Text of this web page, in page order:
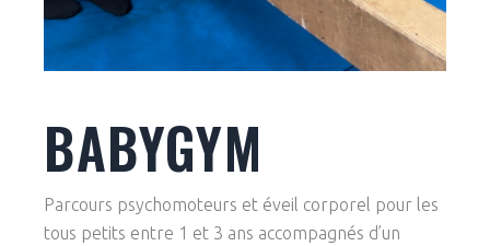
BABYGYM
Parcours psychomoteurs et éveil corporel pour les
tous petits entre 1 et 3 ans accompagnés d’un